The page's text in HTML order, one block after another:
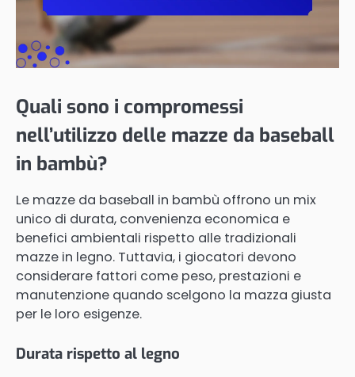
Quali sono i compromessi
nell’utilizzo delle mazze da baseball
in bambù?
Le mazze da baseball in bambù offrono un mix
unico di durata, convenienza economica e
benefici ambientali rispetto alle tradizionali
mazze in legno. Tuttavia, i giocatori devono
considerare fattori come peso, prestazioni e
manutenzione quando scelgono la mazza giusta
per le loro esigenze.
Durata rispetto al legno